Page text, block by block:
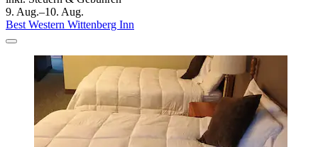
9. Aug.–10. Aug.
Best Western Wittenberg Inn